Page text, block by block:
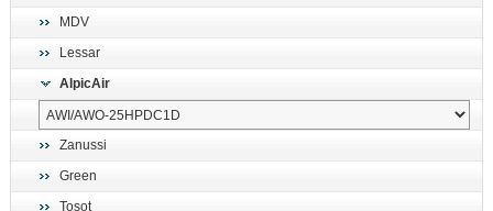
MDV
Lessar
AlpicAir
Zanussi
Green
Tosot